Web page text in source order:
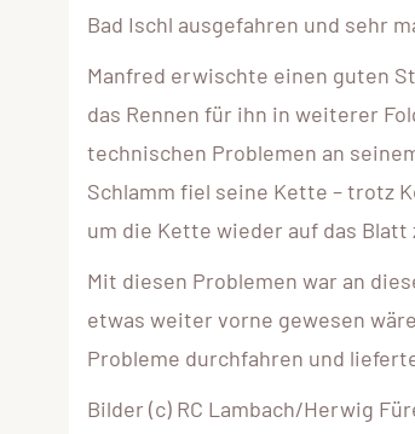
Bad Ischl ausgefahren und sehr
Manfred erwischte einen guten
das Rennen für ihn in weiterer
technischen Problemen an
Schlamm fiel seine Kette – trotz
um die Kette wieder auf das
Mit diesen Problemen war an
etwas weiter vorne gewesen
Probleme durchfahren und
Bilder (c) RC Lambach/Herwig